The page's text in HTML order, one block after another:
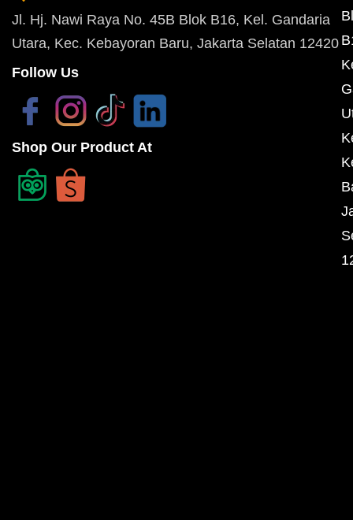
Jl. Hj. Nawi Raya No. 45B Blok B16, Kel. Gandaria
Utara, Kec. Kebayoran Baru, Jakarta Selatan 12420
Follow Us
Shop Our Product At